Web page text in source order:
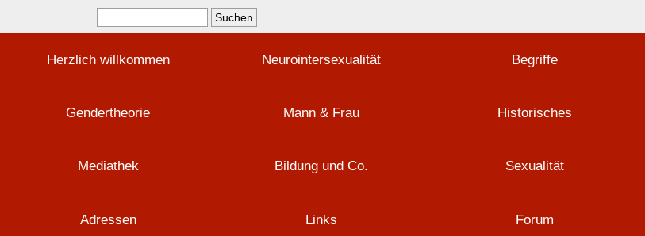
Herzlich willkommen Neurointersexualität Begriffe
Gendertheorie Mann & Frau Historisches
Mediathek Bildung und Co. Sexualität
Adressen Links Forum